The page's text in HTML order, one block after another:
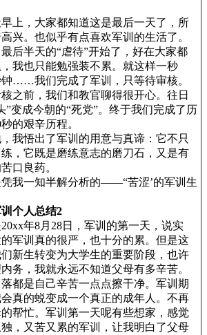
上，大家都知道这是最后一天了，所
兴。也似乎有点喜欢军训的生活了。
后半天的“虐待”开始了，好在大家都
我也只能勉强装不累。就这样一秒
……我们完成了军训，只等待审核。
之前，我们和教官聊得很开心。往日
”变成今朝的“死党”。终于我们完成了历
的艰辛历程。
我悟出了军训的用意与真谛：它不只
，它既是磨练意志的磨刀石，又是有
口良药。
我一知半解分析的——“苦涩’的军训生
个人总结2
年8月28日，军训的第一天，说实
军训真的很严，也十分的累。但是这
新生转变为大学生的重要阶段，也许
务，我就永远不知道父母有多辛苦。
都是自己辛苦一点点擦干净。军训期
真的蜕变成一个真正的成年人。不再
帮忙。军训第一天呢有些想家，感觉
，又苦又累的军训，让我明白了父母